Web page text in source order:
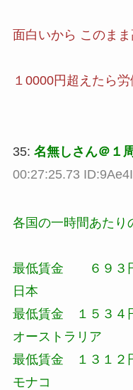
面白いから このま
１0000円超えたら労
35: 名無しさん＠１
00:27:25.73
各国の一時間あたり
最低賃金 ６９
日本
最低賃金 １５３
オーストラリア
最低賃金 １３１
モナコ